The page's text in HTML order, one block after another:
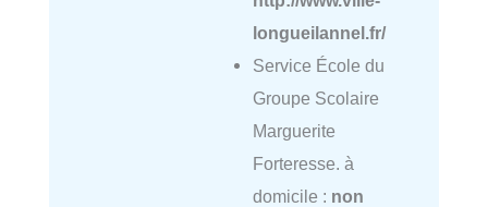
longueilannel.fr/
Service École du
Groupe Scolaire
Marguerite
Forteresse. à
domicile : non